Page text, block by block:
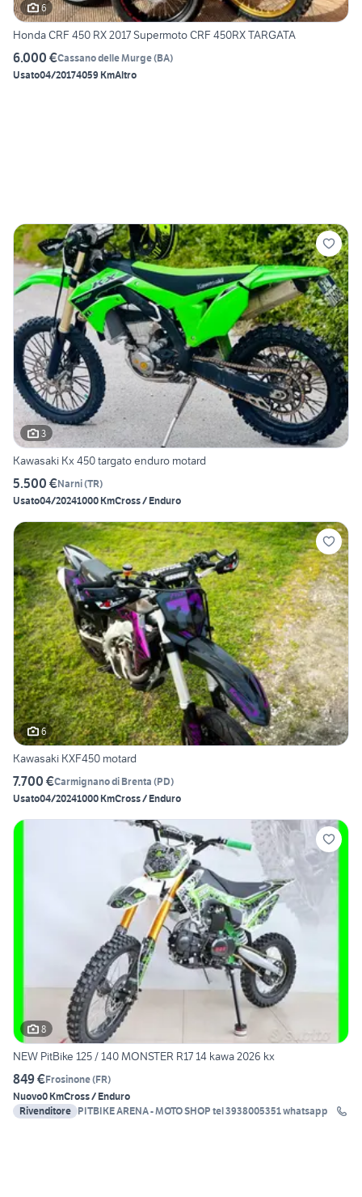
6
Honda CRF 450 RX 2017 Supermoto CRF 450RX TARGATA
6.000 €Cassano delle Murge(BA)
Usato04/20174059 KmAltro
3
Kawasaki Kx 450 targato enduro motard
5.500 €Narni(TR)
Usato04/20241000 KmCross / Enduro
6
Kawasaki KXF450 motard
7.700 €Carmignano di Brenta (PD)
Usato04/20241000 KmCross / Enduro
8
NEW PitBike 125 / 140 MONSTER R17 14 kawa 2026 kx
849 €Frosinone(FR)
Nuovo0 KmCross / Enduro
Rivenditore PITBIKE ARENA - MOTO SHOP tel 3938005351 whatsapp